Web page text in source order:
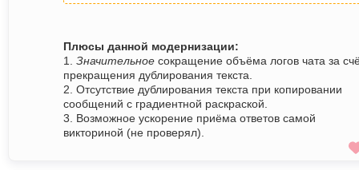
Плюсы данной модернизации:
1. Значительное сокращение объёма логов чата за
прекращения дублирования текста.
2. Отсутствие дублирования текста при копировании
сообщений с градиентной раскраской.
3. Возможное ускорение приёма ответов самой
викториной (не проверял).